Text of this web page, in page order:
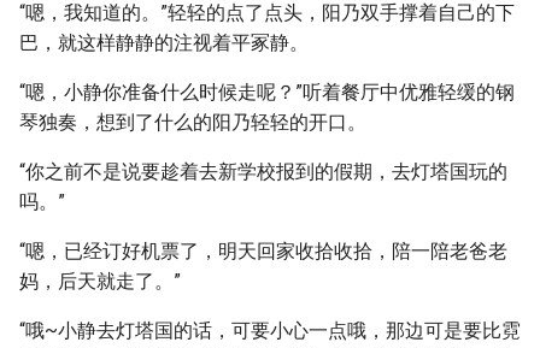
“嗯，我知道的。”轻轻的点了点头，阳乃双手撑着自己的下
巴，就这样静静的注视着平冢静。
“嗯，小静你准备什么时候走呢？”听着餐厅中优雅轻缓的钢
琴独奏，想到了什么的阳乃轻轻的开口。
“你之前不是说要趁着去新学校报到的假期，去灯塔国玩的
吗。”
“嗯，已经订好机票了，明天回家收拾收拾，陪一陪老爸老
妈，后天就走了。”
“哦~小静去灯塔国的话，可要小心一点哦，那边可是要比霓